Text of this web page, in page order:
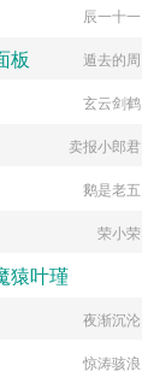
辰一十一
板 遁去的周
玄云剑鹤
卖报小郎君
鹅是老五
荣小荣
猿叶瑾
莲藕排骨汤呀
夜渐沉沦
惊涛骇浪